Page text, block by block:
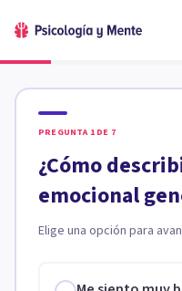
PREGUNTA 1 DE 7
¿Cómo
emocional
Elige una opción para